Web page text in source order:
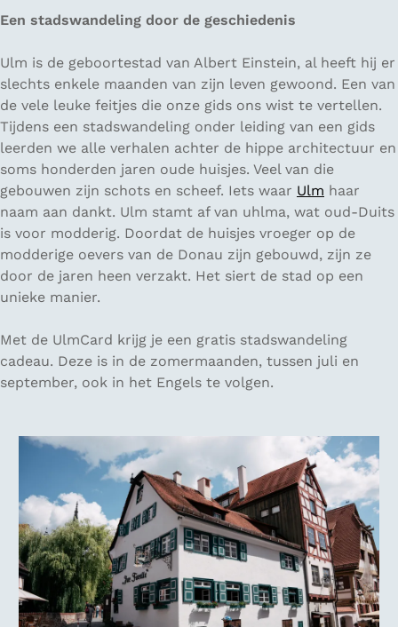
Een stadswandeling door de geschiedenis
Ulm is de geboortestad van Albert Einstein, al heeft hij er
slechts enkele maanden van zijn leven gewoond. Een van
de vele leuke feitjes die onze gids ons wist te vertellen.
Tijdens een stadswandeling onder leiding van een gids
leerden we alle verhalen achter de hippe architectuur en
soms honderden jaren oude huisjes. Veel van die
gebouwen zijn schots en scheef. Iets waar Ulm haar
naam aan dankt. Ulm stamt af van uhlma, wat oud-Duits
is voor modderig. Doordat de huisjes vroeger op de
modderige oevers van de Donau zijn gebouwd, zijn ze
door de jaren heen verzakt. Het siert de stad op een
unieke manier.
Met de UlmCard krijg je een gratis stadswandeling
cadeau. Deze is in de zomermaanden, tussen juli en
september, ook in het Engels te volgen.